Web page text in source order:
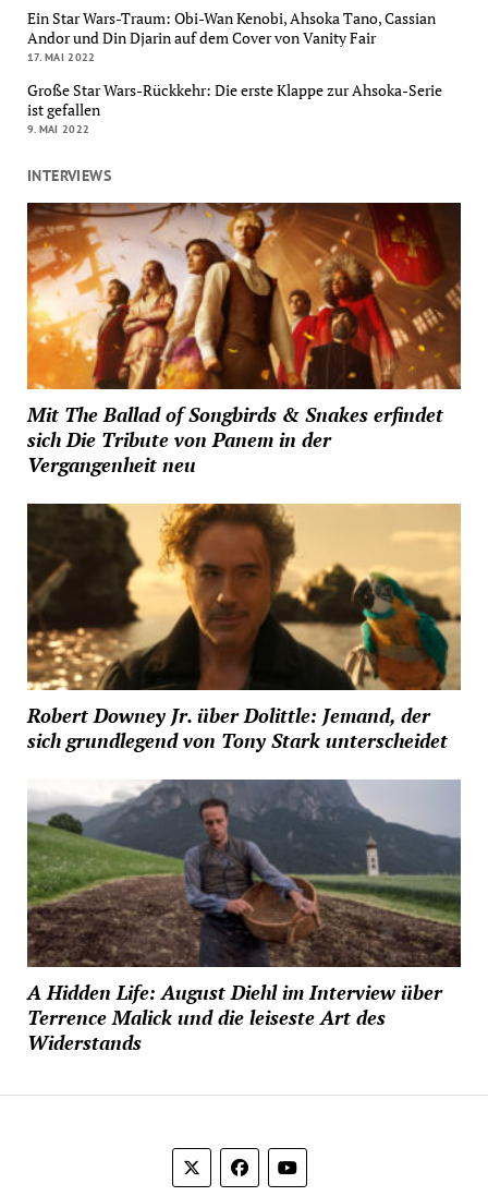
Ein Star Wars-Traum: Obi-Wan Kenobi, Ahsoka Tano, Cassian
Andor und Din Djarin auf dem Cover von Vanity Fair
17. MAI 2022
Große Star Wars-Rückkehr: Die erste Klappe zur Ahsoka-Serie
ist gefallen
9. MAI 2022
INTERVIEWS
Mit The Ballad of Songbirds & Snakes erfindet
sich Die Tribute von Panem in der
Vergangenheit neu
Robert Downey Jr. über Dolittle: Jemand, der
sich grundlegend von Tony Stark unterscheidet
A Hidden Life: August Diehl im Interview über
Terrence Malick und die leiseste Art des
Widerstands